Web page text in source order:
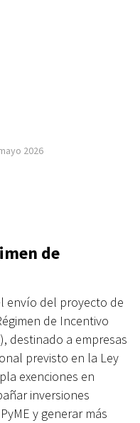
2026
de
envío del proyecto de
de Incentivo
destinado a empresas
previsto en la Ley
exenciones en
inversiones
y generar más